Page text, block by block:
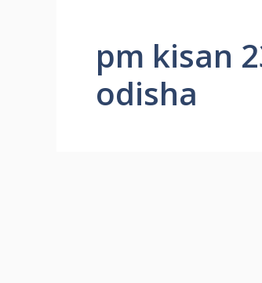
pm kisan
odisha